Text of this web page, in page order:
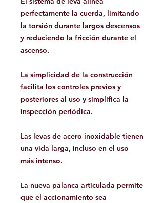
perfectamente la cuerda, limitando
la torsión durante largos descensos
y reduciendo la fricción durante el
ascenso.
La simplicidad de la construcción
facilita los controles previos y
posteriores al uso y simplifica la
inspección periódica.
Las levas de acero inoxidable tienen
una vida larga, incluso en el uso
más intenso.
La nueva palanca articulada permite
que el accionamiento sea